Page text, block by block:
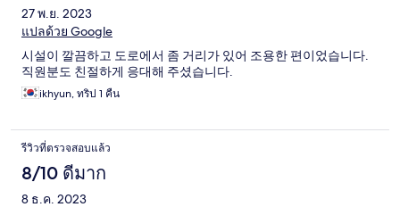
27 พ.ย. 2023
แปลด้วย Google
시설이 깔끔하고 도로에서 좀 거리가 있어 조용한 편이었습니다.
직원분도 친절하게 응대해 주셨습니다.
ikhyun, ทริป 1 คืน
รีวิวที่ตรวจสอบแล้ว
8/10 ดีมาก
8 ธ.ค. 2023